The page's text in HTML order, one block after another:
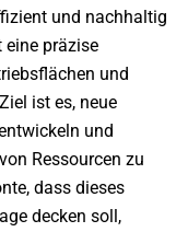
und nachhaltig
präzise
und
ist es, neue
und
Ressourcen zu
dass dieses
decken soll,